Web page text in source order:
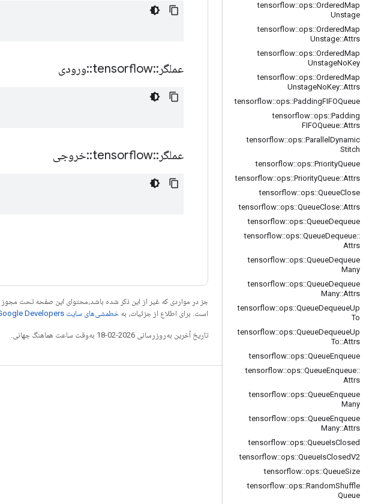
tensorflow::ops::OrderedMap
Unstage
tensorflow::ops::OrderedMap
Unstage::Attrs
tensorflow::ops::OrderedMap
UnstageNoKey
tensorflow::ops::OrderedMap
UnstageNoKey::Attrs
tensorflow::ops::PaddingFIFOQueue
tensorflow::ops::Padding
FIFOQueue::Attrs
tensorflow::ops::Parallel Dynamic
Stitch
tensorflow::ops::PriorityQueue
tensorflow::ops::PriorityQueue::Attrs
tensorflow::ops::QueueClose
tensorflow::ops::QueueClose::Attrs
tensorflow::ops::QueueDequeue
tensorflow::ops::QueueDequeue::
Attrs
tensorflow::ops::QueueDequeue
Many
tensorflow::ops::QueueDequeue
Many::Attrs
tensorflow::ops::QueueDequeueUp
To
tensorflow::ops::QueueDequeueUp
To::Attrs
tensorflow::ops::QueueEnqueue
tensorflow::ops::QueueEnqueue::
Attrs
tensorflow::ops::QueueEnqueue
Many
tensorflow::ops::QueueEnqueue
Many::Attrs
tensorflow::ops::QueueIsClosed
tensorflow::ops::QueueIsClosedV2
tensorflow::ops::QueueSize
tensorflow::ops::RandomShuffle
Queue
عملگر ::
tensorflow
::ورودی
عملگر ::
tensorflow
::خروجی
جز در مواردی که غیر از این ذکر شده باشد،‌محتوای این صفحه تحت مجوز
است. برای اطلاع از جزئیات، به خطمشی‌های سایت Google Developers‏
تاریخ آخرین به‌روزرسانی 2026-02-18 به‌وقت ساعت هماهنگ جهانی.
مرتبط بمانید
وبلاگ
تالار گفتمان
GitHub
YouTube